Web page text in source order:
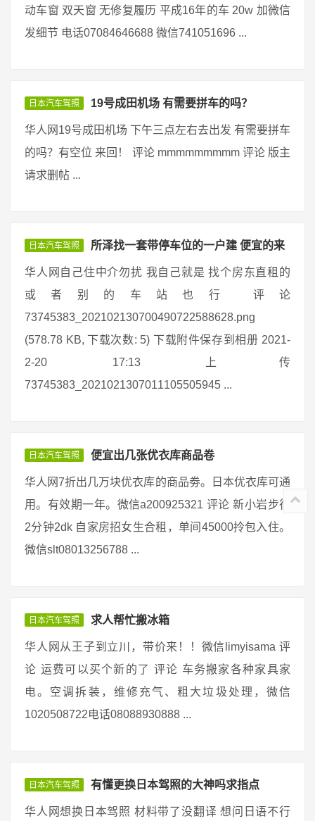
动车窗 双天窗 无修复履历 平成16年的车 20w 加微信
发细节 电话07084646688 微信741051696 ...
日本汽车驾照 19号成田机场 有需要拼车的吗？
华人网19号成田机场 下午三点左右去出发 有需要拼车
的吗？有空位 来回！ 评论 mmmmmmmmm 评论 版主
请求删帖 ...
日本汽车驾照 所泽找一套带停车位的一户建 便宜的来
华人网自己住中介勿扰 我自己就是 找个房东直租的
或者别的车站也行 评论
73745383_202102130700490722588628.png
(578.78 KB, 下载次数: 5) 下载附件保存到相册 2021-
2-20 17:13 上传
73745383_2021021307011105505945 ...
日本汽车驾照 便宜出几张优衣库商品卷
华人网7折出几万块优衣库的商品劵。日本优衣库可通
用。有效期一年。微信a200925321 评论 新小岩步行
2分钟2dk 自家房招女生合租，单间45000拎包入住。
微信slt08013256788 ...
日本汽车驾照 求人帮忙搬冰箱
华人网从王子到立川，带价来！！微信limyisama 评
论 运费可以买个新的了 评论 车务搬家各种家具家
电。空调拆装，维修充气、粗大垃圾处理，微信
1020508722电话08088930888 ...
日本汽车驾照 有懂更换日本驾照的大神吗求指点
华人网想换日本驾照 材料带了没翻译 想问日语不行